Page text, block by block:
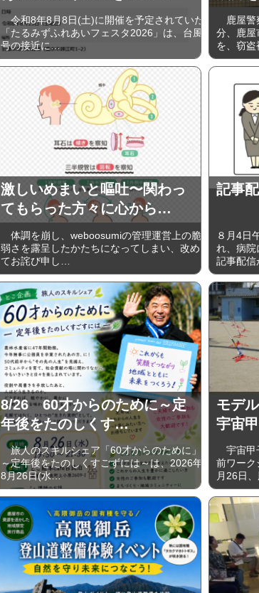
令和8年8月8日(土)に開催を予定されていた
「たるみずふれあいフェスタ2026」は、台風
号の接近に…
鹿屋警
分、鹿屋
を、窃
激しいめまいと嘔吐〜関わっ
てもらった方々に心から…
体調を崩し、weboosumiの管理運営上の脆
弱さを露呈したかたちになってしまい、改め
てお詫び申し…
記事
８月4日
れ、病
記事配信
8/26 60才からのために～定
年後をたのしくす…
旅人のスキルシェア「60才からのために」
～定年後をたのしくすごずには～は、2026年
8月26日(水…
モデ
宇宙
宇宙甲
前ワーク
月26日